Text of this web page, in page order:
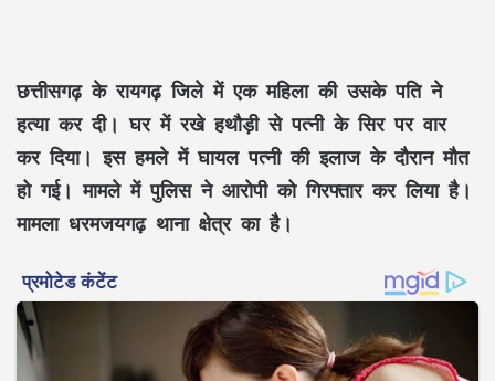
छत्तीसगढ़ के रायगढ़ जिले में एक महिला की उसके पति ने
हत्या कर दी। घर में रखे हथौड़ी से पत्नी के सिर पर वार
कर दिया। इस हमले में घायल पत्नी की इलाज के दौरान मौत
हो गई। मामले में पुलिस ने आरोपी को गिरफ्तार कर लिया है।
मामला धरमजयगढ़ थाना क्षेत्र का है।